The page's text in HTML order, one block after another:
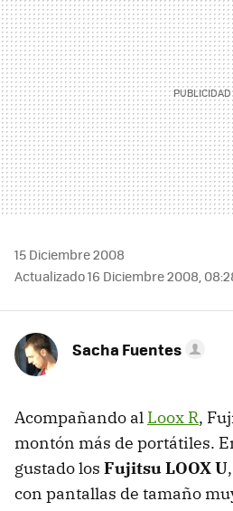
15 Diciembre 2008
Actualizado 16 Diciembre 2008,
Sacha Fuentes
Acompañando al Loox R,
montón más de portátiles.
gustado los FujitsuLOOXU
con pantallas de tamaño